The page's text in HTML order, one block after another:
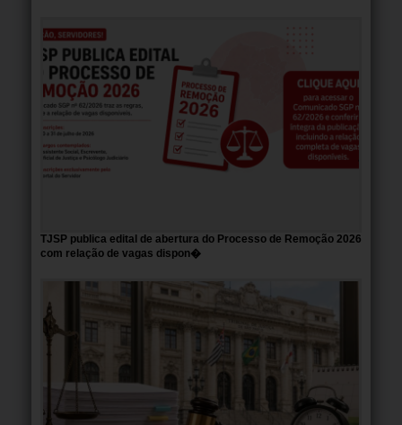
TJSP publica edital de abertura do Processo de Remoção 2026
com relação de vagas dispon�